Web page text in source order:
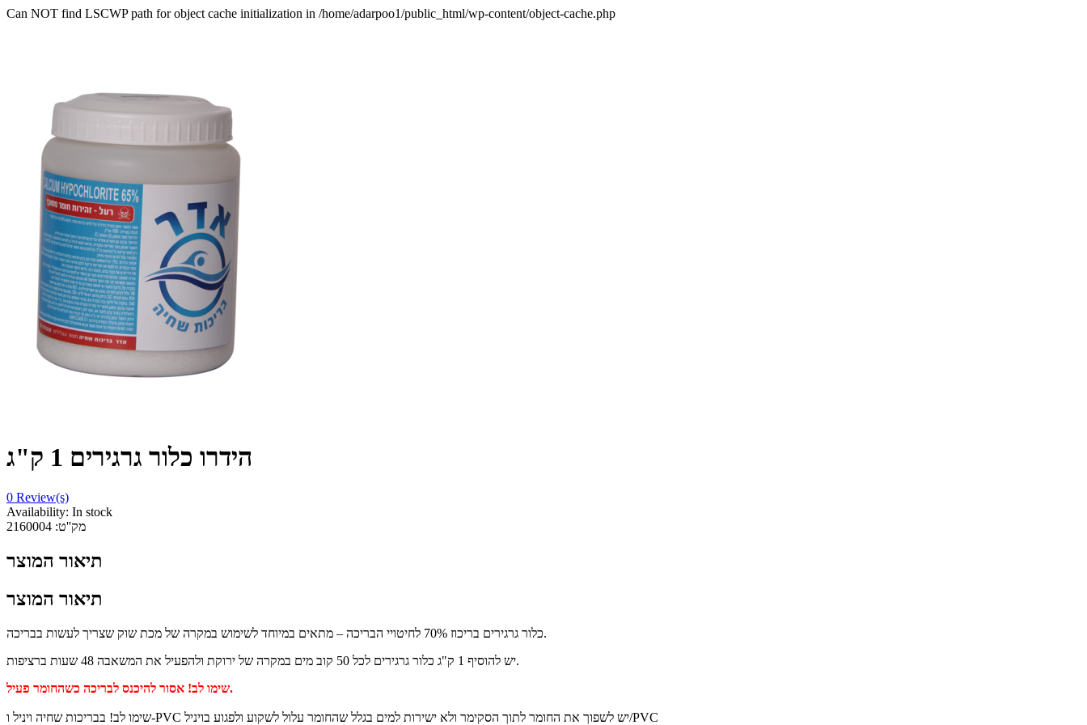
Can NOT find LSCWP path for object cache initialization in /home/adarpoo1/public_html/wp-content/object-cache.php
הידרו כלור גרגירים 1 ק"ג
0 Review(s)
Availability: In stock
מק''ט: 2160004
תיאור המוצר
תיאור המוצר
כלור גרגירים בריכוז 70% לחיטויי הבריכה – מתאים במיוחד לשימוש במקרה של מכת שוק שצריך לעשות בבריכה.
יש להוסיף 1 ק"ג כלור גרגירים לכל 50 קוב מים במקרה של ירוקת ולהפעיל את המשאבה 48 שעות ברציפות.
שימו לב! אסור להיכנס לבריכה כשהחומר פעיל.
שימו לב! בבריכות שחיה ויניל ו-PVC יש לשפוך את החומר לתוך הסקימר ולא ישירות למים בגלל שהחומר עלול לשקוע ולפגוע בויניל/PVC